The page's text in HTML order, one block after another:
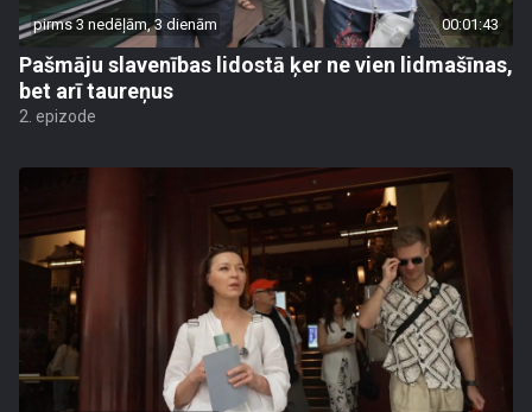
pirms 3 nedēļām, 3 dienām 00:01:43
Pašmāju slavenības lidostā ķer ne vien lidmašīnas,
bet arī taureņus
2. epizode